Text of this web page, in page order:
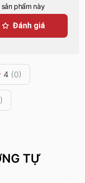
sản phẩm này
Đánh giá
4 (0)
TỰ